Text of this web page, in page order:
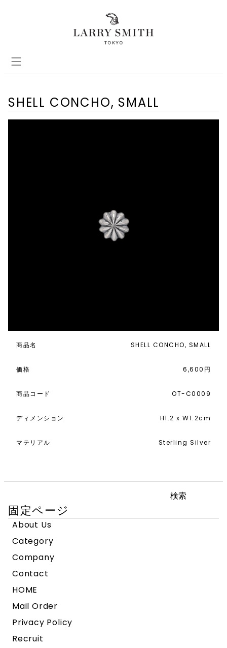
SHELL CONCHO, SMALL
商品名 SHELL CONCHO, SMALL
価格 6,600円
商品コード OT-C0009
ディメンション H1.2 x W1.2cm
マテリアル Sterling Silver
索:
固定ページ
About Us
Category
Company
Contact
HOME
Mail Order
Privacy Policy
Recruit